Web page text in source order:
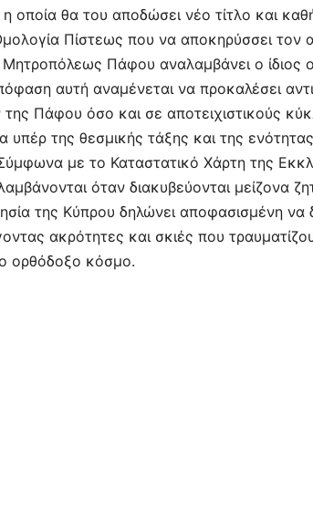
οποία θα του αποδώσει νέο τίτλο και
Πίστεως που να αποκηρύσσει τον
Πάφου αναλαμβάνει ο ίδιος
αυτή αναμένεται να προκαλέσει
Πάφου όσο και σε αποτειχιστικούς
υπέρ της θεσμικής τάξης και της
με το Καταστατικό Χάρτη της
όταν διακυβεύονται μείζονα
της Κύπρου δηλώνει αποφασισμένη να
ακρότητες και σκιές που
ορθόδοξο κόσμο.